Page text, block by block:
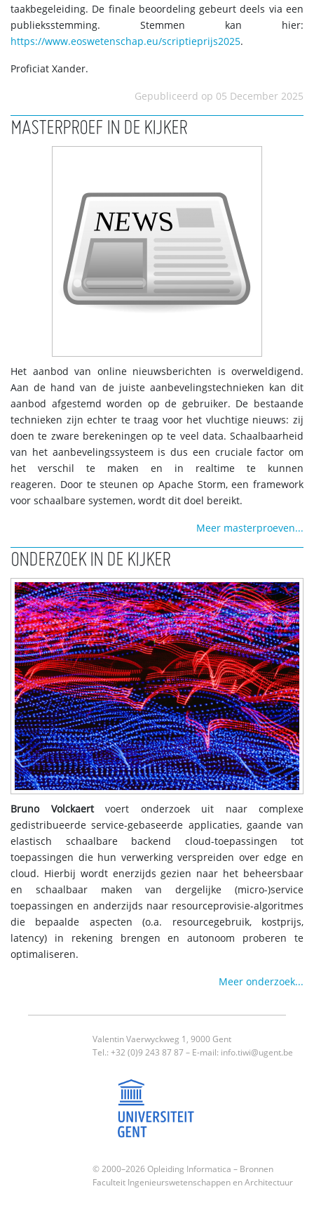
taakbegeleiding. De finale beoordeling gebeurt deels via een
publieksstemming. Stemmen kan hier:
https://www.eoswetenschap.eu/scriptieprijs2025.
Proficiat Xander.
Gepubliceerd op 05 December 2025
MASTERPROEF IN DE KIJKER
Het aanbod van online nieuwsberichten is overweldigend.
Aan de hand van de juiste aanbevelingstechnieken kan dit
aanbod afgestemd worden op de gebruiker. De bestaande
technieken zijn echter te traag voor het vluchtige nieuws: zij
doen te zware berekeningen op te veel data. Schaalbaarheid
van het aanbevelingssysteem is dus een cruciale factor om
het verschil te maken en in realtime te kunnen
reageren. Door te steunen op Apache Storm, een framework
voor schaalbare systemen, wordt dit doel bereikt.
Meer masterproeven...
ONDERZOEK IN DE KIJKER
Bruno Volckaertvoert onderzoek uit naar complexe
gedistribueerde service-gebaseerde applicaties, gaande van
elastisch schaalbare backend cloud-toepassingen tot
toepassingen die hun verwerking verspreiden over edge en
cloud. Hierbij wordt enerzijds gezien naar het beheersbaar
en schaalbaar maken van dergelijke (micro-)service
toepassingen en anderzijds naar resourceprovisie-algoritmes
die bepaalde aspecten (o.a. resourcegebruik, kostprijs,
latency) in rekening brengen en autonoom proberen te
optimaliseren.
Meer onderzoek...
Valentin Vaerwyckweg 1, 9000 Gent
Tel.: +32 (0)9 243 87 87 – E-mail: info.tiwi@ugent.be
© 2000–2026 Opleiding Informatica – Bronnen
Faculteit Ingenieurswetenschappen en Architectuur